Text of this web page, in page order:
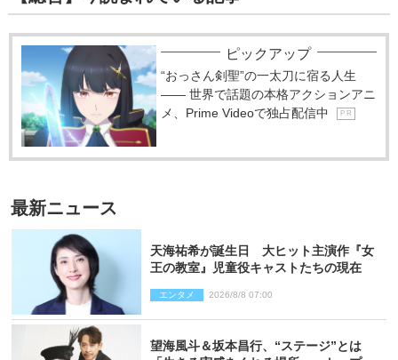
ピックアップ
“おっさん剣聖”の一太刀に宿る人生
―― 世界で話題の本格アクションアニ
メ、Prime Videoで独占配信中
P R
最新ニュース
天海祐希が誕生日 大ヒット主演作『女
王の教室』児童役キャストたちの現在
エンタメ 2026/8/8 07:00
望海風斗＆坂本昌行、“ステージ”とは